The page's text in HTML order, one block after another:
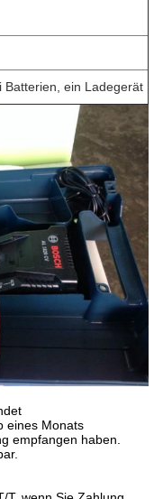
Batterien, ein Ladegerät
eines Monats
empfangen haben.